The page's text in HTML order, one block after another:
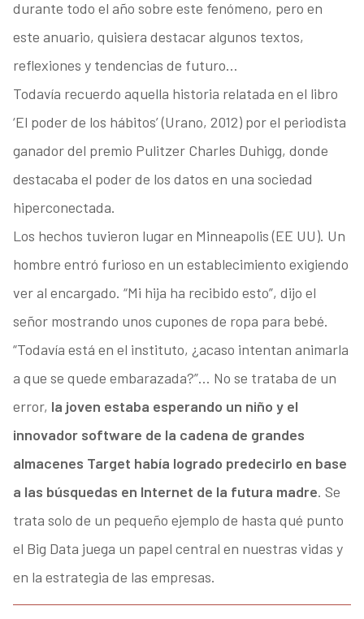
durante todo el año sobre este fenómeno, pero en
este anuario, quisiera destacar algunos textos,
reflexiones y tendencias de futuro…
Todavía recuerdo aquella historia relatada en el libro
‘El poder de los hábitos’ (Urano, 2012) por el periodista
ganador del premio Pulitzer Charles Duhigg, donde
destacaba el poder de los datos en una sociedad
hiperconectada.
Los hechos tuvieron lugar en Minneapolis (EE UU). Un
hombre entró furioso en un establecimiento exigiendo
ver al encargado. “Mi hija ha recibido esto”, dijo el
señor mostrando unos cupones de ropa para bebé.
“Todavía está en el instituto, ¿acaso intentan animarla
a que se quede embarazada?”… No se trataba de un
error, la joven estaba esperando un niño y el
innovador software de la cadena de grandes
almacenes Target había logrado predecirlo en base
a las búsquedas en Internet de la futura madre. Se
trata solo de un pequeño ejemplo de hasta qué punto
el Big Data juega un papel central en nuestras vidas y
en la estrategia de las empresas.